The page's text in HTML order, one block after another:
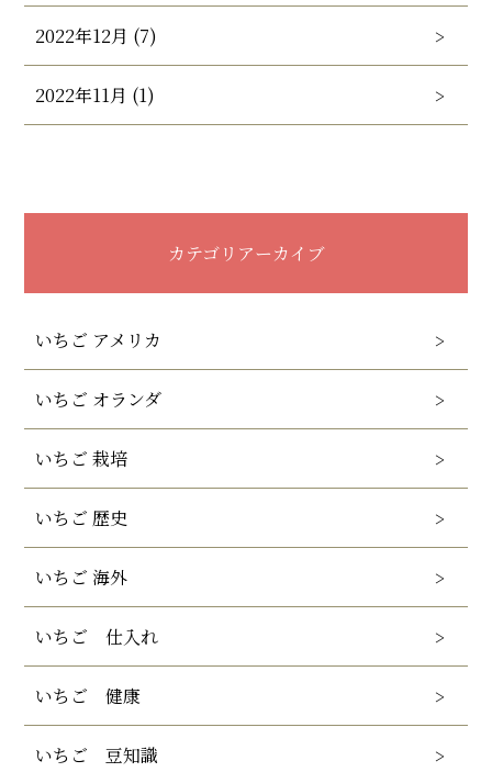
2022年12月 (7)
2022年11月 (1)
カテゴリアーカイブ
いちご アメリカ
いちご オランダ
いちご 栽培
いちご 歴史
いちご 海外
いちご 仕入れ
いちご 健康
いちご 豆知識